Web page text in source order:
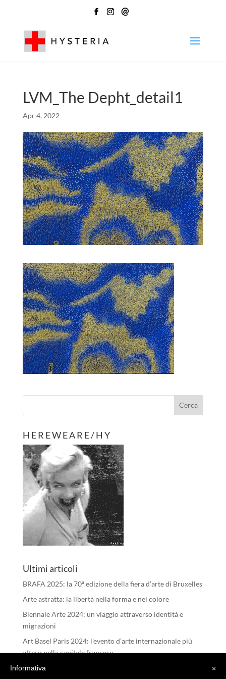
@
LVM_The Depht_detail1
Apr 4, 2022
H E R E W E A R E / H Y
Ultimi articoli
BRAFA 2025: la 70ª edizione della fiera d’arte di Bruxelles
Arte astratta: la libertà nella forma e nel colore
Biennale Arte 2024: un viaggio attraverso identità e
migrazioni
Art Basel Paris 2024: l’evento d’arte internazionale più
atteso nella capitale francese
I RIFLESSI DELL’ANIMA – Michele Tombolini
×
Informativa